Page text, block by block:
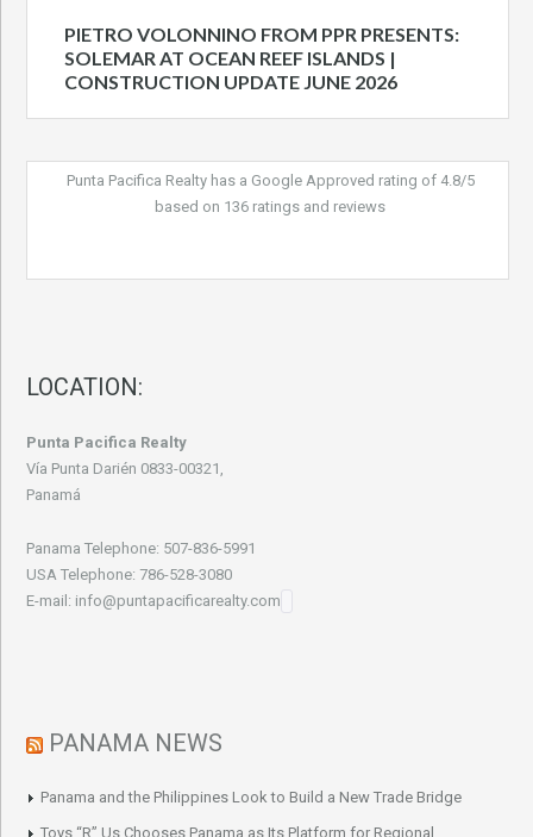
PIETRO VOLONNINO FROM PPR PRESENTS:
SOLEMAR AT OCEAN REEF ISLANDS |
CONSTRUCTION UPDATE JUNE 2026
Punta Pacifica Realty has a Google Approved rating of 4.8/5
based on 136 ratings and reviews
LOCATION:
Punta Pacifica Realty
Vía Punta Darién 0833-00321,
Panamá
Panama Telephone: 507-836-5991
USA Telephone: 786-528-3080
E-mail: info@puntapacificarealty.com
PANAMA NEWS
Panama and the Philippines Look to Build a New Trade Bridge
Toys “R” Us Chooses Panama as Its Platform for Regional